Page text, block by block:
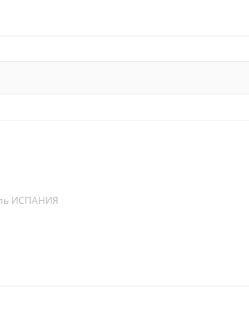
ИСПАНИЯ